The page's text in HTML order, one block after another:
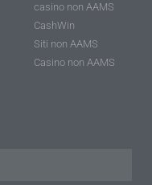
casino non AAMS
CashWin
Siti non AAMS
Casino non AAMS